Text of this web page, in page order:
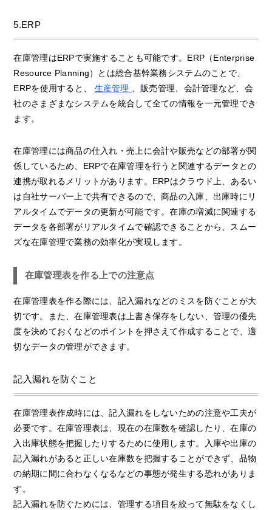
5.ERP
在庫管理はERPで実施することも可能です。ERP（Enterprise
Resource Planning）とは総合基幹業務システムのことで、
ERPを使用すると、 生産管理 、販売管理、会計管理など、会
社のさまざまなシステムを統合して全ての情報を一元管理でき
ます。
在庫管理には商品の仕入れ・売上に会計や販売などの部署が関
係しているため、ERPで在庫管理を行うと関連するデータとの
連携が取れるメリットがあります。ERPはクラウド上、あるい
は自社サーバー上で共有できるので、商品の入庫、出庫時にリ
アルタイムでデータの更新が可能です。在庫の増減に関連する
データを各部署がリアルタイムで確認できることから、スムー
ズな在庫管理で業務の効率化が実現します。
在庫管理表を作る上での注意点
在庫管理表を作る際には、記入漏れなどのミスを防ぐことが大
切です。また、在庫管理表は上書き保存をしない、管理の優先
度を決めておくなどのポイントを押さえて作成することで、適
切なデータの管理ができます。
記入漏れを防ぐこと
在庫管理表作成時には、記入漏れをしないための注意や工夫が
必要です。在庫管理表は、現在の在庫数を確認したり、在庫の
入出庫状態を把握したりするために使用します。入庫や出庫の
記入漏れがあると正しい在庫数を把握することができず、品物
の納期に間に合わなくなるなどの事態が発生する恐れがありま
す。
記入漏れを防ぐためには、管理する項目を絞って無駄をなくし